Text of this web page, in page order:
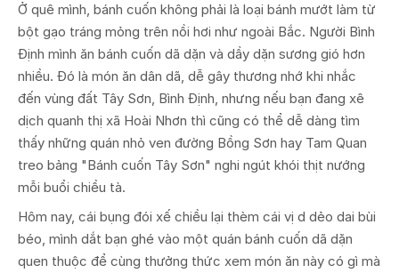
Ở quê mình, bánh cuốn không phải là loại bánh mướt làm từ
bột gạo tráng mỏng trên nồi hơi như ngoài Bắc. Người Bình
Định mình ăn bánh cuốn dã dặn và dầy dặn sương gió hơn
nhiều. Đó là món ăn dân dã, dễ gây thương nhớ khi nhắc
đến vùng đất Tây Sơn, Bình Định, nhưng nếu bạn đang xê
dịch quanh thị xã Hoài Nhơn thì cũng có thể dễ dàng tìm
thấy những quán nhỏ ven đường Bồng Sơn hay Tam Quan
treo bảng "Bánh cuốn Tây Sơn" nghi ngút khói thịt nướng
mỗi buổi chiều tà.
Hôm nay, cái bụng đói xế chiều lại thèm cái vị d dẻo dai bùi
béo, mình dắt bạn ghé vào một quán bánh cuốn dã dặn
quen thuộc để cùng thưởng thức xem món ăn này có gì mà